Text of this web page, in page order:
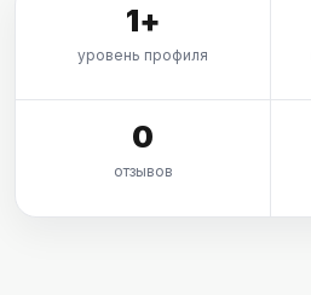
1+
уровень профиля
0
отзывов